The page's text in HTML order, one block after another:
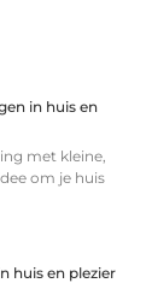
in huis en
met kleine,
om je huis
huis en plezier